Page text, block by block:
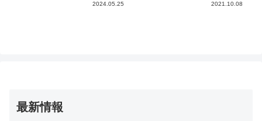
2024.05.25 2021.10.08
最新情報